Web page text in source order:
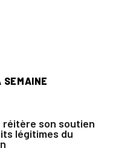
SEMAINE
réitère son soutien
légitimes du